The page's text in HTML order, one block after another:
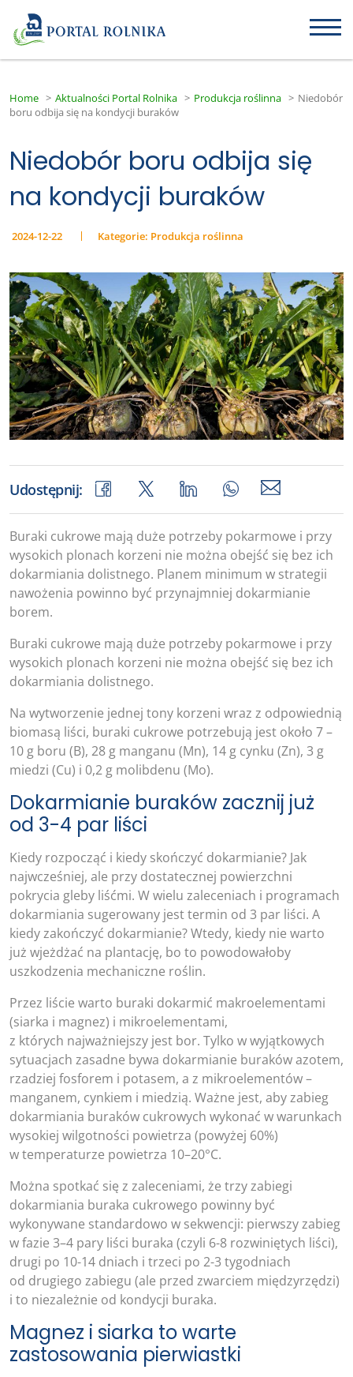
Home > Aktualności Portal Rolnika > Produkcja roślinna > Niedobór
boru odbija się na kondycji buraków
Niedobór boru odbija się
na kondycji buraków
2024-12-22 Kategorie: Produkcja roślinna
Udostępnij:
Buraki cukrowe mają duże potrzeby pokarmowe i przy
wysokich plonach korzeni nie można obejść się bez ich
dokarmiania dolistnego. Planem minimum w strategii
nawożenia powinno być przynajmniej dokarmianie
borem.
Buraki cukrowe mają duże potrzeby pokarmowe i przy
wysokich plonach korzeni nie można obejść się bez ich
dokarmiania dolistnego.
Na wytworzenie jednej tony korzeni wraz z odpowiednią
biomasą liści, buraki cukrowe potrzebują jest około 7 –
10 g boru (B), 28 g manganu (Mn), 14 g cynku (Zn), 3 g
miedzi (Cu) i 0,2 g molibdenu (Mo).
Dokarmianie buraków zacznij już
od 3-4 par liści
Kiedy rozpocząć i kiedy skończyć dokarmianie? Jak
najwcześniej, ale przy dostatecznej powierzchni
pokrycia gleby liśćmi. W wielu zaleceniach i programach
dokarmiania sugerowany jest termin od 3 par liści. A
kiedy zakończyć dokarmianie? Wtedy, kiedy nie warto
już wjeżdżać na plantację, bo to powodowałoby
uszkodzenia mechaniczne roślin.
Przez liście warto buraki dokarmić makroelementami
(siarka i magnez) i mikroelementami,
z których najważniejszy jest bor. Tylko w wyjątkowych
sytuacjach zasadne bywa dokarmianie buraków azotem,
rzadziej fosforem i potasem, a z mikroelementów –
manganem, cynkiem i miedzią. Ważne jest, aby zabieg
dokarmiania buraków cukrowych wykonać w warunkach
wysokiej wilgotności powietrza (powyżej 60%)
w temperaturze powietrza 10–20°C.
Można spotkać się z zaleceniami, że trzy zabiegi
dokarmiania buraka cukrowego powinny być
wykonywane standardowo w sekwencji: pierwszy zabieg
w fazie 3–4 pary liści buraka (czyli 6-8 rozwiniętych liści),
drugi po 10-14 dniach i trzeci po 2-3 tygodniach
od drugiego zabiegu (ale przed zwarciem międzyrzędzi)
i to niezależnie od kondycji buraka.
Magnez i siarka to warte
zastosowania pierwiastki